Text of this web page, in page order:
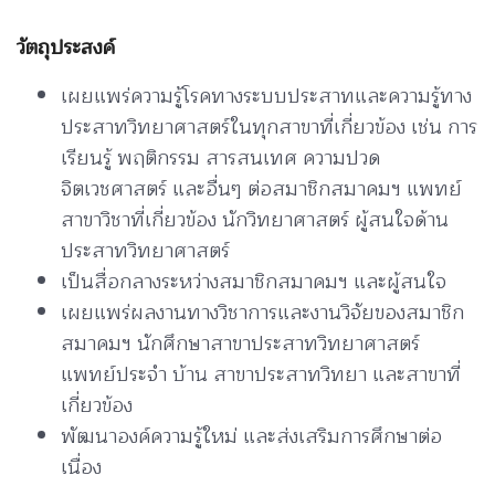
วัตถุประสงค์
เผยแพร่ความรู้โรคทางระบบประสาทและความรู้ทาง
ประสาทวิทยาศาสตร์ในทุกสาขาที่เกี่ยวข้อง เช่น การ
เรียนรู้ พฤติกรรม สารสนเทศ ความปวด
จิตเวชศาสตร์ และอื่นๆ ต่อสมาชิกสมาคมฯ แพทย์
สาขาวิชาที่เกี่ยวข้อง นักวิทยาศาสตร์ ผู้สนใจด้าน
ประสาทวิทยาศาสตร์
เป็นสื่อกลางระหว่างสมาชิกสมาคมฯ และผู้สนใจ
เผยแพร่ผลงานทางวิชาการและงานวิจัยของสมาชิก
สมาคมฯ นักศึกษาสาขาประสาทวิทยาศาสตร์
แพทย์ประจำ บ้าน สาขาประสาทวิทยา และสาขาที่
เกี่ยวข้อง
พัฒนาองค์ความรู้ใหม่ และส่งเสริมการศึกษาต่อ
เนื่อง